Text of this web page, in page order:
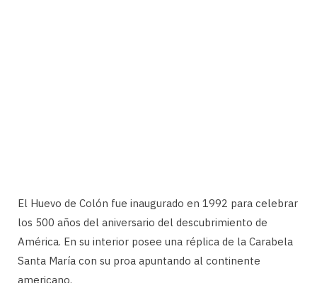
El Huevo de Colón fue inaugurado en 1992 para celebrar
los 500 años del aniversario del descubrimiento de
América. En su interior posee una réplica de la Carabela
Santa María con su proa apuntando al continente
americano.